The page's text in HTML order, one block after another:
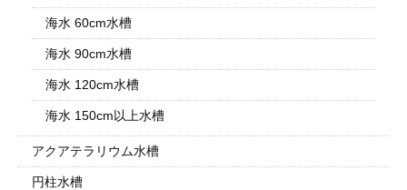
海水 60cm水槽
海水 90cm水槽
海水 120cm水槽
海水 150cm以上水槽
アクアテラリウム水槽
円柱水槽